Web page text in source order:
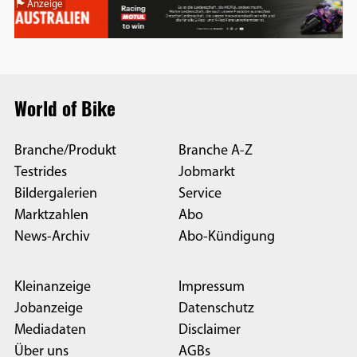
Anzeige
World of Bike
Branche/Produkt
Testrides
Bildergalerien
Marktzahlen
News-Archiv
Branche A-Z
Jobmarkt
Service
Abo
Abo-Kündigung
Kleinanzeige
Jobanzeige
Mediadaten
Über uns
Impressum
Datenschutz
Disclaimer
AGBs